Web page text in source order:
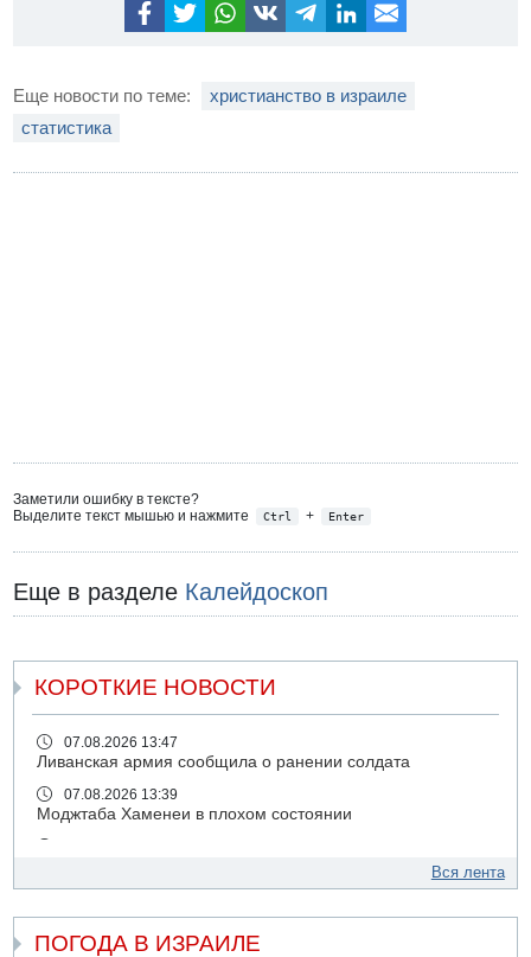
Еще новости по теме:
христианство в израиле
статистика
Заметили ошибку в тексте?
Выделите текст мышью и нажмите
Ctrl + Enter
Еще в разделе Калейдоскоп
КОРОТКИЕ НОВОСТИ
07.08.2026 13:47
Ливанская армия сообщила о ранении солдата
07.08.2026 13:39
Моджтаба Хаменеи в плохом состоянии
свадьбу
07.08.2026 11:05
Саудовская Аравия опасается нападения хуситов и
Вся лента
ПОГОДА В ИЗРАИЛЕ